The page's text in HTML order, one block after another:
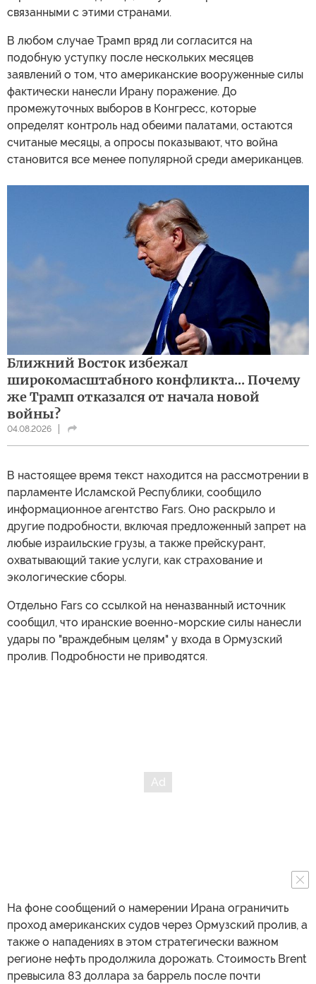
связанными с этими странами.
В любом случае Трамп вряд ли согласится на
подобную уступку после нескольких месяцев
заявлений о том, что американские вооруженные силы
фактически нанесли Ирану поражение. До
промежуточных выборов в Конгресс, которые
определят контроль над обеими палатами, остаются
считаные месяцы, а опросы показывают, что война
становится все менее популярной среди американцев.
Ближний Восток избежал
широкомасштабного конфликта... Почему
же Трамп отказался от начала новой
войны?
04.08.2026
В настоящее время текст находится на рассмотрении в
парламенте Исламской Республики, сообщило
информационное агентство Fars. Оно раскрыло и
другие подробности, включая предложенный запрет на
любые израильские грузы, а также прейскурант,
охватывающий такие услуги, как страхование и
экологические сборы.
Отдельно Fars со ссылкой на неназванный источник
сообщил, что иранские военно-морские силы нанесли
удары по "враждебным целям" у входа в Ормузский
пролив. Подробности не приводятся.
На фоне сообщений о намерении Ирана ограничить
проход американских судов через Ормузский пролив, а
также о нападениях в этом стратегически важном
регионе нефть продолжила дорожать. Стоимость Brent
превысила 83 доллара за баррель после почти